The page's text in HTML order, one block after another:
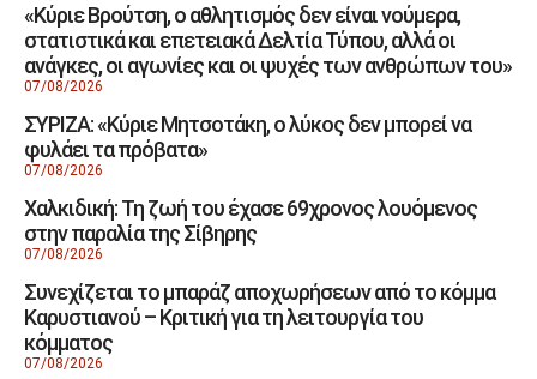
«Κύριε Βρούτση, ο αθλητισμός δεν είναι νούμερα,
στατιστικά και επετειακά Δελτία Τύπου, αλλά οι
ανάγκες, οι αγωνίες και οι ψυχές των ανθρώπων του»
07/08/2026
ΣΥΡΙΖΑ: «Κύριε Μητσοτάκη, ο λύκος δεν μπορεί να
φυλάει τα πρόβατα»
07/08/2026
Χαλκιδική: Τη ζωή του έχασε 69χρονος λουόμενος
στην παραλία της Σίβηρης
07/08/2026
Συνεχίζεται το μπαράζ αποχωρήσεων από το κόμμα
Καρυστιανού – Κριτική για τη λειτουργία του
κόμματος
07/08/2026